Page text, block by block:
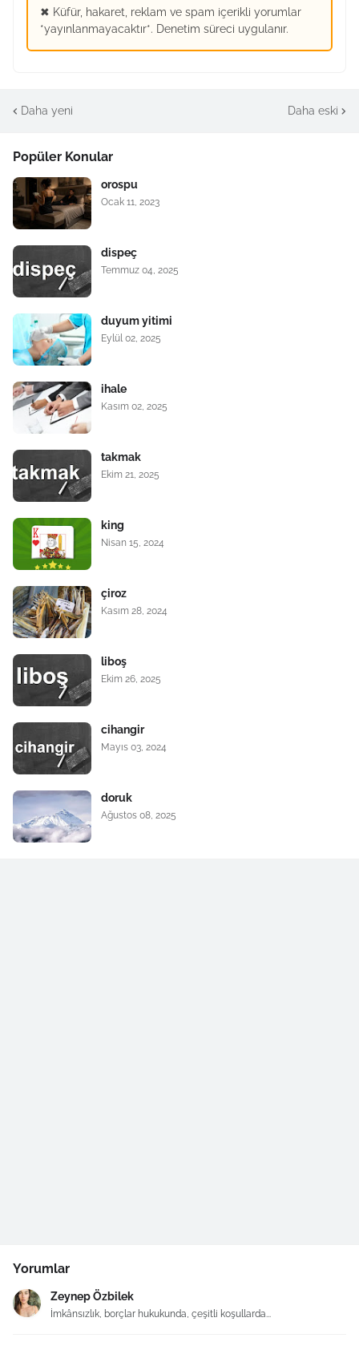
✖ Küfür, hakaret, reklam ve spam içerikli yorumlar
*yayınlanmayacaktır*. Denetim süreci uygulanır.
Daha yeni Daha eski
Popüler Konular
orospu
Ocak 11, 2023
dispeç
Temmuz 04, 2025
duyum yitimi
Eylül 02, 2025
ihale
Kasım 02, 2025
takmak
Ekim 21, 2025
king
Nisan 15, 2024
çiroz
Kasım 28, 2024
liboş
Ekim 26, 2025
cihangir
Mayıs 03, 2024
doruk
Ağustos 08, 2025
Yorumlar
Zeynep Özbilek
İmkânsızlık, borçlar hukukunda, çeşitli koşullarda...